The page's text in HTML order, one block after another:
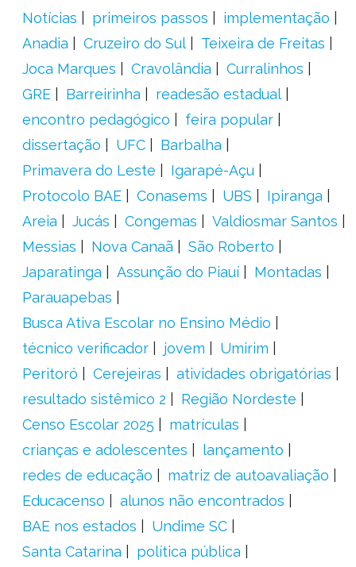
Notícias
primeiros passos
implementação
Anadia
Cruzeiro do Sul
Teixeira de Freitas
Joca Marques
Cravolândia
Curralinhos
GRE
Barreirinha
readesão estadual
encontro pedagógico
feira popular
dissertação
UFC
Barbalha
Primavera do Leste
Igarapé-Açu
Protocolo BAE
Conasems UBS
Ipiranga
Areia
Jucás Congemas
Valdiosmar Santos
Messias
Nova Canaã
São Roberto
Japaratinga
Assunção do Piauí
Montadas
Parauapebas
Busca Ativa Escolar no Ensino Médio
técnico verificador
jovem
Umirim
Peritoró
Cerejeiras
atividades obrigatórias
resultado sistêmico 2
Região Nordeste
Censo Escolar 2025
matrículas
crianças e adolescentes
lançamento
redes de educação
matriz de autoavaliação
Educacenso
alunos não encontrados
BAE nos estados
Undime SC
Santa Catarina
política pública